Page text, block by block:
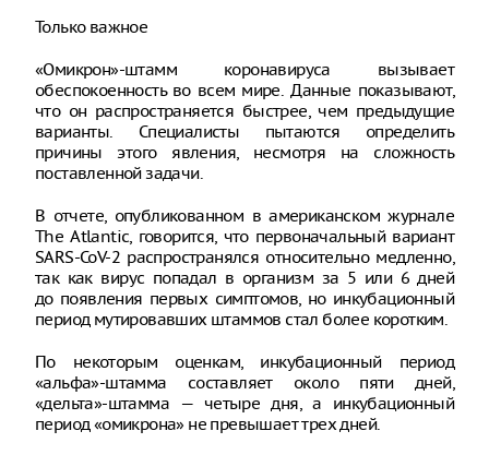
Только важное
«Омикрон»-штамм коронавируса вызывает
обеспокоенность во всем мире. Данные показывают,
что он распространяется быстрее, чем предыдущие
варианты. Специалисты пытаются определить
причины этого явления, несмотря на сложность
поставленной задачи.
В отчете, опубликованном в американском журнале
The Atlantic, говорится, что первоначальный вариант
SARS-CoV-2 распространялся относительно медленно,
так как вирус попадал в организм за 5 или 6 дней
до появления первых симптомов, но инкубационный
период мутировавших штаммов стал более коротким.
По некоторым оценкам, инкубационный период
«альфа»-штамма составляет около пяти дней,
«дельта»-штамма — четыре дня, а инкубационный
период «омикрона» не превышает трех дней.